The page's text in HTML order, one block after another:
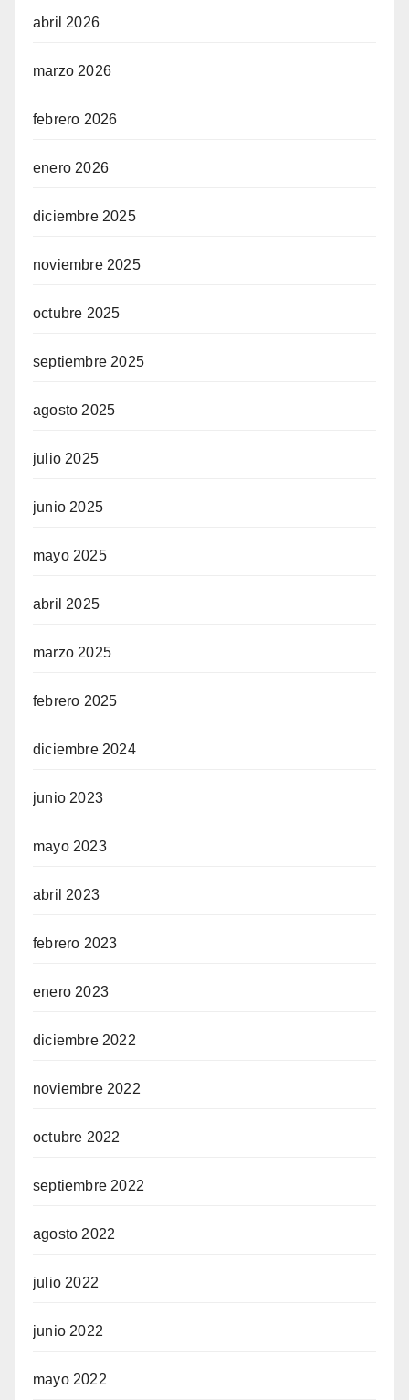
abril 2026
marzo 2026
febrero 2026
enero 2026
diciembre 2025
noviembre 2025
octubre 2025
septiembre 2025
agosto 2025
julio 2025
junio 2025
mayo 2025
abril 2025
marzo 2025
febrero 2025
diciembre 2024
junio 2023
mayo 2023
abril 2023
febrero 2023
enero 2023
diciembre 2022
noviembre 2022
octubre 2022
septiembre 2022
agosto 2022
julio 2022
junio 2022
mayo 2022